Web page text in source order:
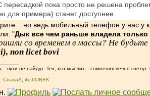
пока просто не решена
для примера) станет доступнее.
но ведь мобильный телефон у нас у
"Дык все чем раньше владела
со временем в массы? Не
non licet bovi
- пути не найдут. Тех, кто мыслит, - сомнения вечно
СлаваА 4eJIOBEK